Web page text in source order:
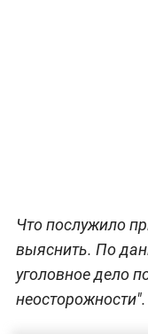
Что послужило
выяснить. По
уголовное дело
неосторожности".